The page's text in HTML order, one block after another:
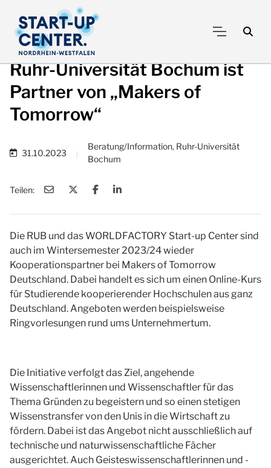
Ruhr-Universität Bochum ist
Partner von „Makers of
Tomorrow“
31.10.2023
Beratung/Information, Ruhr-Universität
Bochum
Teilen:
Die RUB und das WORLDFACTORY Start-up Center sind
auch im Wintersemester 2023/24 wieder
Kooperationspartner bei Makers of Tomorrow
Deutschland. Dabei handelt es sich um einen Online-Kurs
für Studierende kooperierender Hochschulen aus ganz
Deutschland. Angeboten werden beispielsweise
Ringvorlesungen rund ums Unternehmertum.
Die Initiative verfolgt das Ziel, angehende
Wissenschaftlerinnen und Wissenschaftler für das
Thema Gründen zu begeistern und so einen stetigen
Wissenstransfer von den Unis in die Wirtschaft zu
fördern. Dabei ist das Angebot nicht ausschließlich auf
technische und naturwissenschaftliche Fächer
ausgerichtet. Auch Geisteswissenschaftlerinnen und -